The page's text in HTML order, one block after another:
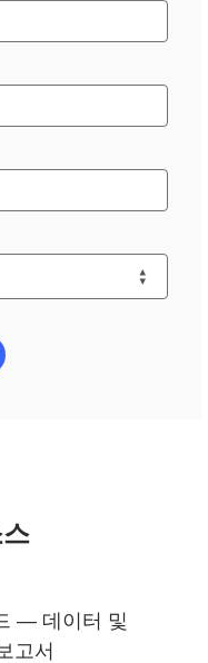
— 데이터 및
고서